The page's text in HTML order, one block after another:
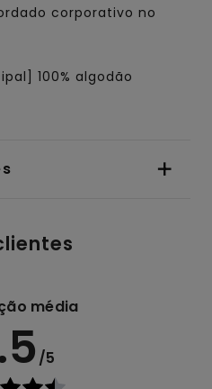
corporativo no
100% algodão
média
/5